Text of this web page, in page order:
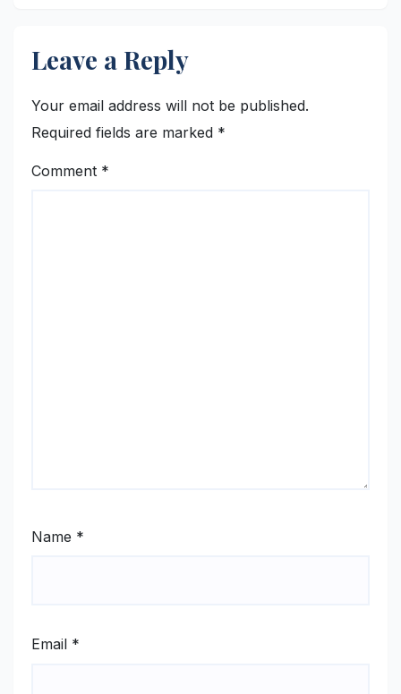
Leave a Reply
Your email address will not be published.
Required fields are marked *
Comment *
Name *
Email *